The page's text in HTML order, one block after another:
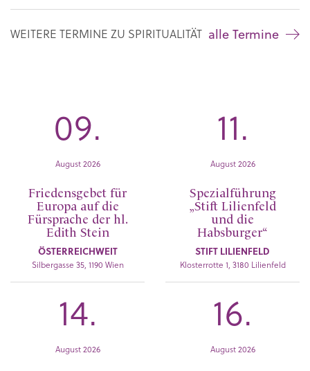
WEITERE TERMINE ZU SPIRITUALITÄT alle Termine
09.
August 2026
Friedensgebet für
Europa auf die
Fürsprache der hl.
Edith Stein
ÖSTERREICHWEIT
Silbergasse 35, 1190 Wien
11.
August 2026
Spezialführung
„Stift Lilienfeld
und die
Habsburger“
STIFT LILIENFELD
Klosterrotte 1, 3180 Lilienfeld
14.
August 2026
16.
August 2026